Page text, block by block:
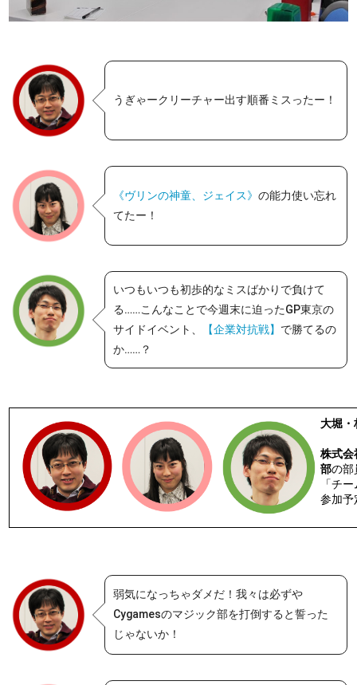
うぎゃークリーチャー出す順番ミスったー！
《ヴリンの神童、ジェイス》の能力使い忘れ
てたー！
いつもいつも初歩的なミスばかりで負けて
る……こんなことで今週末に迫ったGP東京の
サイドイベント、
【企業対抗戦】 で勝てるの
か……？
大堀・
株式会
部の部
「チ
参加予
弱気になっちゃダメだ！我々は必ずや
Cygamesのマジック部を打倒すると誓った
じゃないか！